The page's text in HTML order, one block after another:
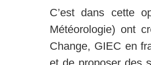
C’est dans cette
Météorologie) ont
Change, GIEC en